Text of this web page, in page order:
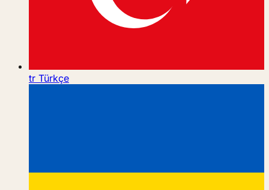
tr Türkçe